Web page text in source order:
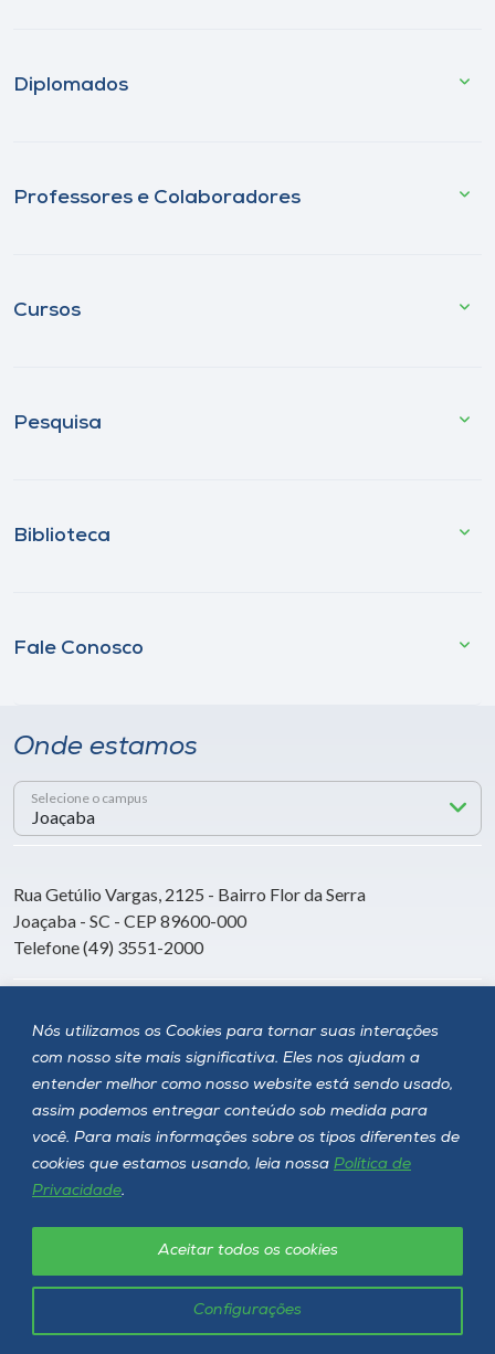
Nós utilizamos os Cookies para tornar suas interações
com nosso site mais significativa. Eles nos ajudam a
entender melhor como nosso website está sendo usado,
assim podemos entregar conteúdo sob medida para
você. Para mais informações sobre os tipos diferentes de
cookies que estamos usando, leia nossa Política de
Privacidade.
Configurações
Aceitar todos os cookies
Diplomados
Professores e Colaboradores
Cursos
Pesquisa
Biblioteca
Fale Conosco
Onde estamos
Selecione o campus
Rua Getúlio Vargas, 2125 - Bairro Flor da Serra
Joaçaba - SC - CEP 89600-000
Telefone (49) 3551-2000
Siga a Unoesc
Unoesc © 2026 - Todos os direitos reservados
Política de privacidade LGPD